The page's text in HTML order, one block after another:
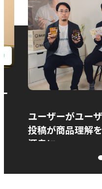
ユーザーがユー
投稿が商品理解
源泉に